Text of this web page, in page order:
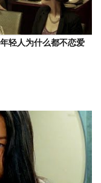
轻人为什么都不恋爱